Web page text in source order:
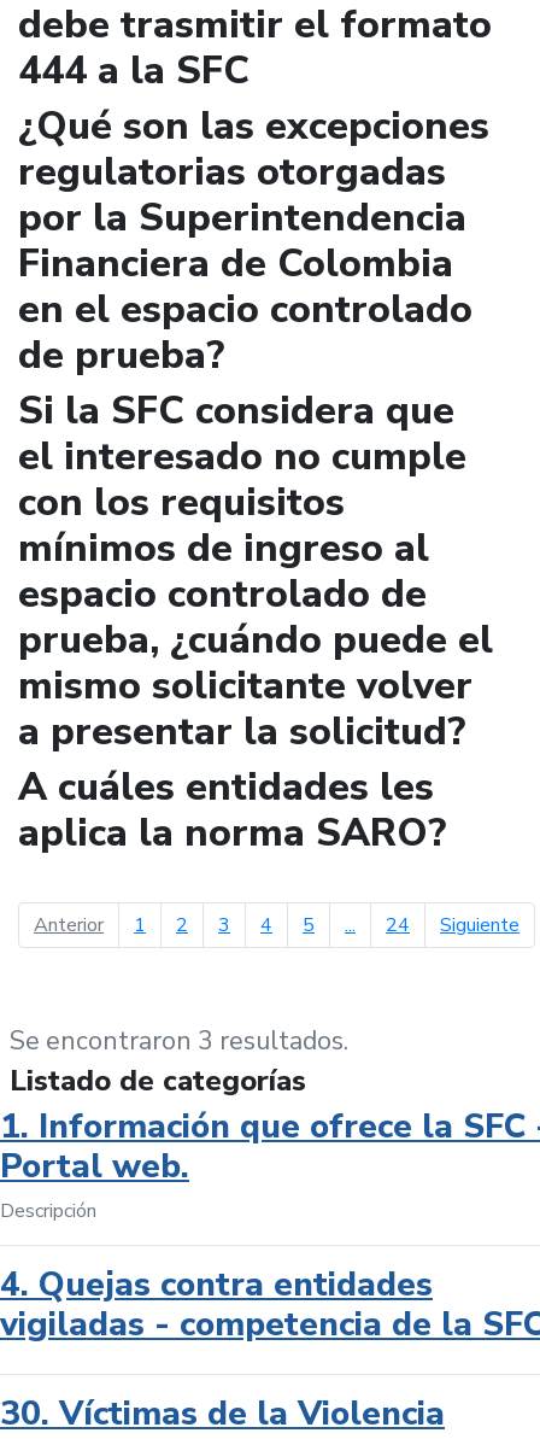
debe trasmitir el formato
444 a la SFC
¿Qué son las excepciones
regulatorias otorgadas
por la Superintendencia
Financiera de Colombia
en el espacio controlado
de prueba?
Si la SFC considera que
el interesado no cumple
con los requisitos
mínimos de ingreso al
espacio controlado de
prueba, ¿cuándo puede el
mismo solicitante volver
a presentar la solicitud?
A cuáles entidades les
aplica la norma SARO?
Anteriorpágina anterior
1 2 3 4 5 ... 24 Siguiente
Se encontraron 3 resultados.
Listado de categorías
1. Información que ofrece la SFC
Portal web.
Descripción
4. Quejas contra entidades
vigiladas - competencia de la
30. Víctimas de la Violencia